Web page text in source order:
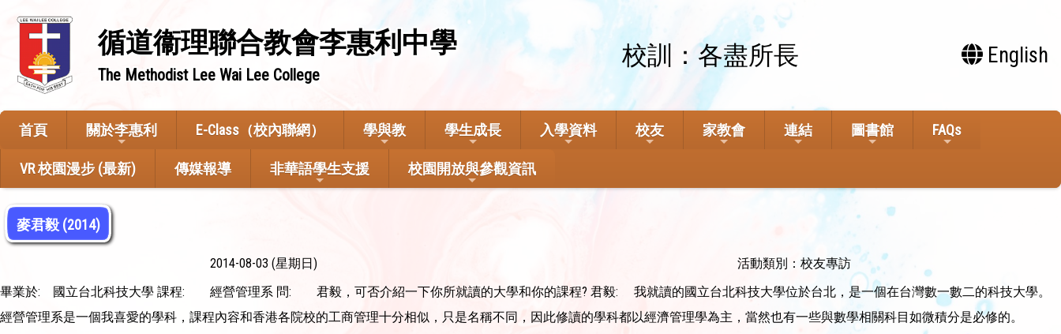
循道衞理聯合教會李惠利中學
The Methodist Lee Wai Lee College
校訓：各盡所長 English
首頁 關於李惠利 E-Class（校內聯網） 學與教 學生成長 入學資料 校友 家教會 連結 圖書館 FAQs
VR 校園漫步 (最新) 傳媒報導 非華語學生支援 校園開放與參觀資訊
麥君毅 (2014)
2014-08-03 (星期日)
活動類別：校友專訪
畢業於: 國立台北科技大學 課程: 經營管理系 問: 君毅，可否介紹一下你所就讀的大學和你的課程? 君毅: 我就讀的國立台北科技大學位於台北，是一個在台灣數一數二的科技大學。
經營管理系是一個我喜愛的學科，課程內容和香港各院校的工商管理十分相似，只是名稱不同，因此修讀的學科都以經濟管理學為主，當然也有一些與數學相關科目如微積分是必修的。